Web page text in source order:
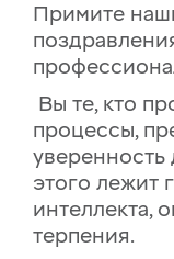
Примите
Вы те, кто
процессы,
уверенность
этого лежит
интеллекта,
терпения.